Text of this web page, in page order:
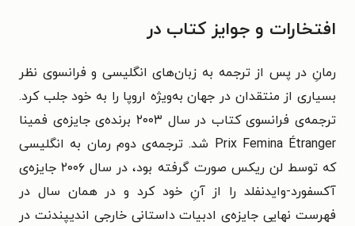
افتخارات و جوایز کتاب در
رمانِ در پس از ترجمه به زبان‌های انگلیسی و فرانسوی نظر
بسیاری از منتقدان در جهان به‌ویژه اروپا را به خود جلب کرد.
ترجمه‌ی فرانسوی کتاب در سال ۲۰۰۳ برنده‌ی جایزه‌ی فمینا
Prix Femina Étranger شد. ترجمه‌ی دوم رمان به انگلیسی
که توسط لن ریکس صورت گرفته بود، در سال ۲۰۰۶ جایزه‌ی
آکسفورد-وایدنفلد را از آنِ خود کرد و در همان سال در
فهرست نهایی جایزه‌ی ادبیات داستانی خارجی اندیپندنت در